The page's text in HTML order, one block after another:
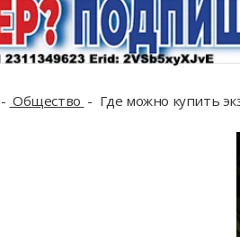
Общество Где можно купить